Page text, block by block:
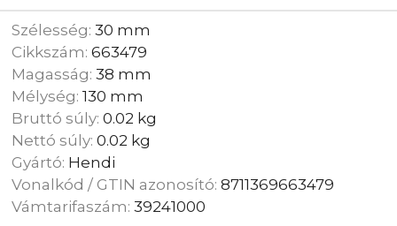
Szélesség:30 mm
Cikkszám:663479
Magasság:38 mm
Mélység:130 mm
Bruttó súly:0.02 kg
Nettó súly:0.02 kg
Gyártó: Hendi
Vonalkód / GTIN azonosító:8711369663479
Vámtarifaszám:39241000